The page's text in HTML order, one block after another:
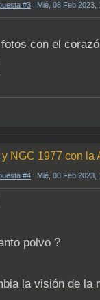
#3 : Mié, 08 Feb 2023,
con el
y NGC 1977 con la
#4 : Mié, 08 Feb 2023,
polvo ?
la visión de la